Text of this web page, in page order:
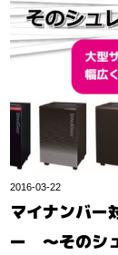
2016-03-22
マイナンバ
ー 〜そのシ